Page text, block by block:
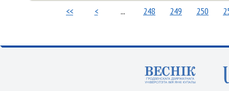
<< < ... 248 249 250